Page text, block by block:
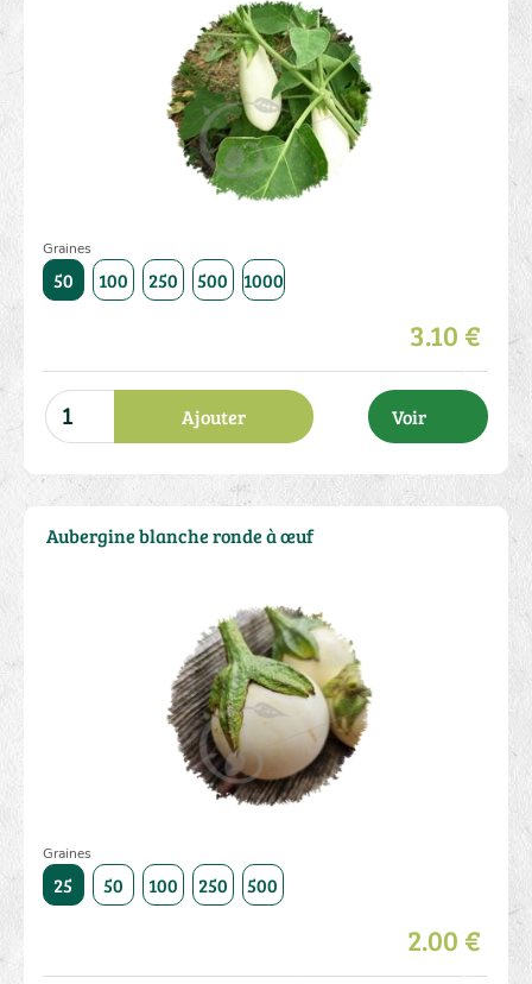
Graines
50 100 250 500 1000
3.10 €
Ajouter Voir
Graines
25 50 100 250 500
2.00 €
Aubergine blanche ronde à œuf